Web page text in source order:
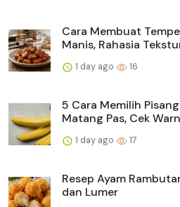
Cara Membuat
Manis, Rahasia
1 day ago 16
5 Cara Memilih
Matang Pas, Cek
1 day ago 17
Resep Ayam
dan Lumer